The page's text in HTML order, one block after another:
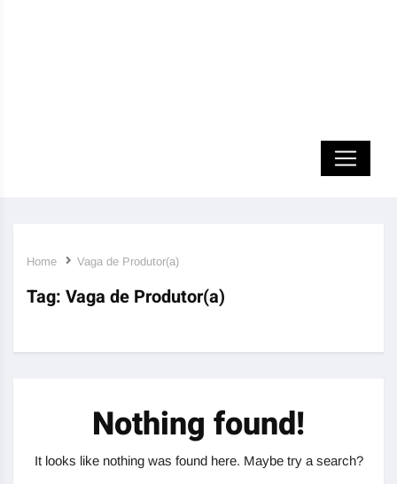
Home Vaga de Produtor(a)
Tag: Vaga de Produtor(a)
Nothing found!
It looks like nothing was found here. Maybe try a search?